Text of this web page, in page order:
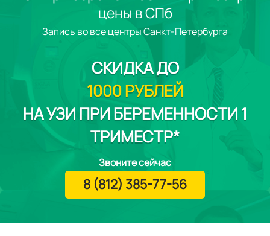
цены в СПб
Запись во все центры Санкт-Петербурга
СКИДКАДО
1000 РУБЛЕЙ
НА УЗИ ПРИ БЕРЕМЕННОСТИ 1
ТРИМЕСТР*
Звоните сейчас
8 (812) 385-77-56